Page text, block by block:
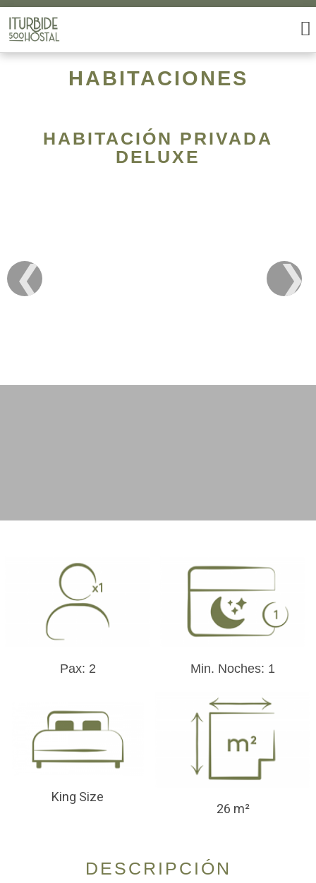
HABITACIONES
HABITACIÓN PRIVADA
DELUXE
Pax: 2 Min. Noches: 1
King Size
26 m²
DESCRIPCIÓN